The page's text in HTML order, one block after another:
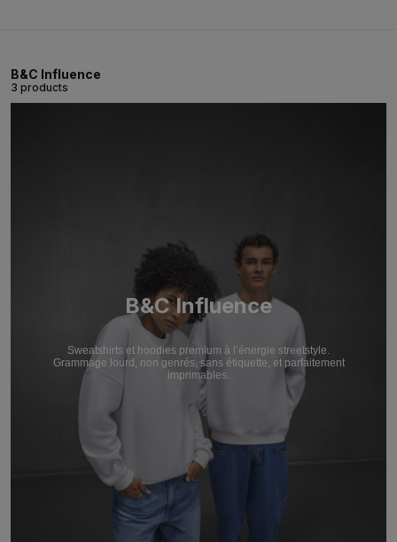
B&C Influence
3 products
B&C Influence
Sweatshirts et hoodies premium à l’énergie streetstyle.
Grammage lourd, non genrés, sans étiquette, et parfaitement
imprimables.